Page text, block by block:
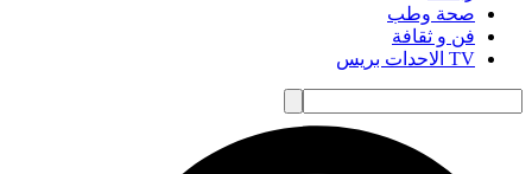
صحة وطب
فن و ثقافة
TV الاحدات بريس